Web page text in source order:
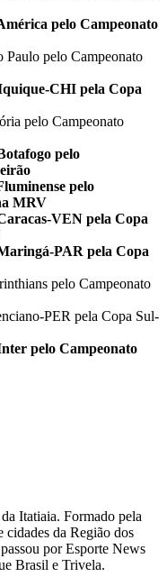
pelo Campeonato
Paulo pelo Campeonato
CHI pela Copa
pelo Campeonato
pelo
pelo
MRV
VEN pela Copa
PAR pela Copa
pelo Campeonato
PER pela Copa Sul-
pelo Campeonato
Itatiaia. Formado pela
cidades da Região dos
por Esporte News
Brasil e Trivela.